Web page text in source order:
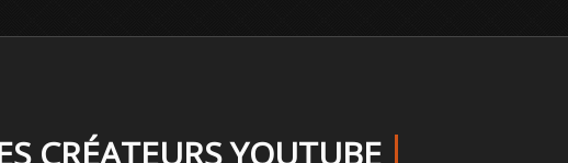
CRÉATEURS YOUTUBE